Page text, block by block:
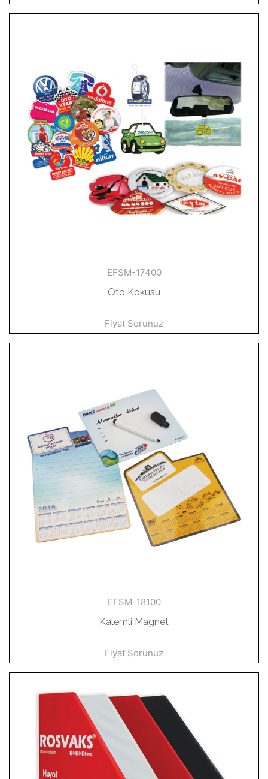
EFSM-17400
Oto Kokusu
Fiyat Sorunuz
EFSM-18100
Kalemli Magnet
Fiyat Sorunuz